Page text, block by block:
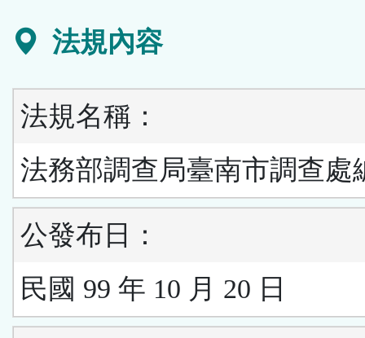
法規內容
法規名稱：
法務部調查局臺南市調查處
公發布日：
民國 99 年 10 月 20 日